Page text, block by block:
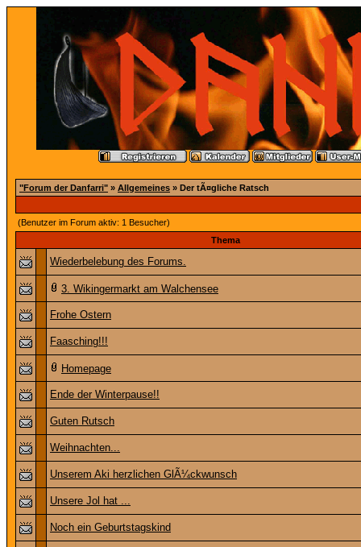
"Forum der Danfarri" » Allgemeines » Der tÃ¤gliche Ratsch
(Benutzer im Forum aktiv: 1 Besucher)
Thema
Wiederbelebung des Forums.
3. Wikingermarkt am Walchensee
Frohe Ostern
Faasching!!!
Homepage
Ende der Winterpause!!
Guten Rutsch
Weihnachten...
Unserem Aki herzlichen GlÃ¼ckwunsch
Unsere Jol hat ...
Noch ein Geburtstagskind